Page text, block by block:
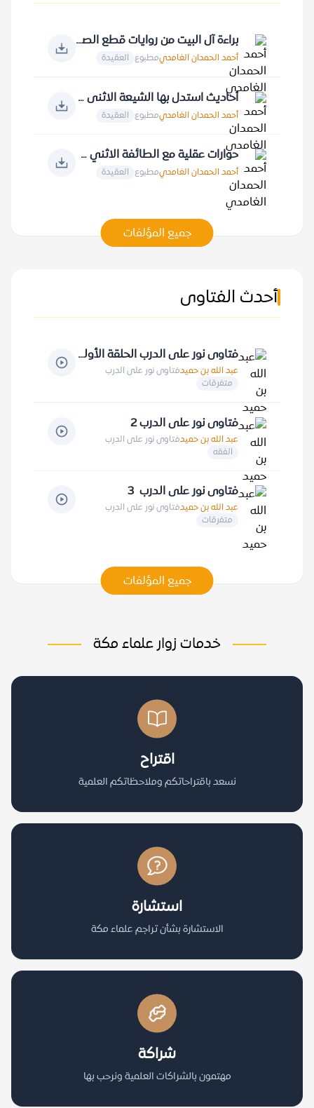
براءة آل البيت من روايات قطع الصلة بالنبي صلى الله عليه وسلم
أحمد الحمدان الغامديمطبوع العقيدة
أحاديث استدل بها الشيعة الاثنى عشرية
أحمد الحمدان الغامديمطبوع العقيدة
حوارات عقلية مع الطائفة الاثني عشرية في الأصول
أحمد الحمدان الغامديمطبوع العقيدة
جميع المؤلفات
أحدث الفتاوى
فتاوى نور على الدرب الحلقة الأولى
عبد الله بن حميدفتاوى نور على الدرب
متفرقات
فتاوى نور على الدرب 2
عبد الله بن حميدفتاوى نور على الدرب
الفقه
فتاوى نور على الدرب 3
عبد الله بن حميدفتاوى نور على الدرب
متفرقات
جميع المؤلفات
خدمات زوار علماء مكة
اقتراح
نسعد باقتراحاتكم وملاحظاتكم العلمية
استشارة
الاستشارة بشأن تراجم علماء مكة
شراكة
مهتمون بالشراكات العلمية ونرحب بها